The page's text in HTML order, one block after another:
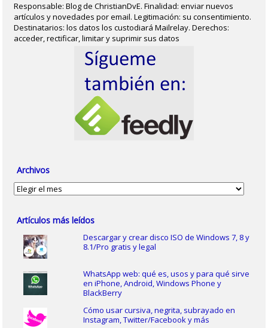
Responsable: Blog de ChristianDvE. Finalidad: enviar nuevos
artículos y novedades por email. Legitimación: su consentimiento.
Destinatarios: los datos los custodiará Mailrelay. Derechos:
acceder, rectificar, limitar y suprimir sus datos
Archivos
Archivos
Artículos más leídos
Descargar y crear disco ISO de Windows 7, 8 y
8.1/Pro gratis y legal
WhatsApp web: qué es, usos y para qué sirve
en iPhone, Android, Windows Phone y
BlackBerry
Cómo usar cursiva, negrita, subrayado en
Instagram, Twitter/Facebook y más